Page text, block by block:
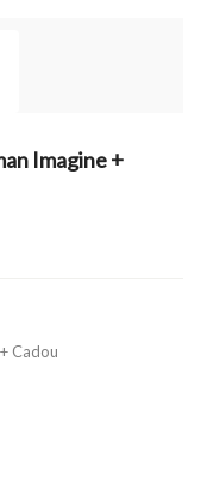
Imagine +
Cadou